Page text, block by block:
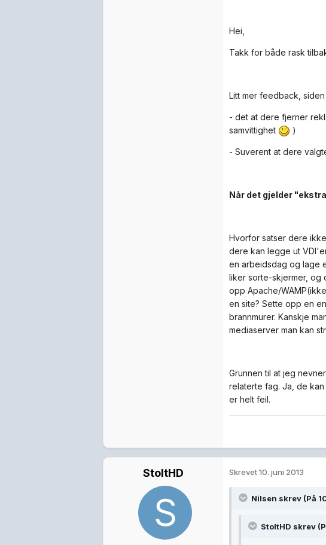
Hei,
Takk for både rask
Litt mer feedback,
- det at dere fjerner
samvittighet
)
- Suverent at dere
Når det gjelder
Hvorfor satser dere
dere kan legge ut
en arbeidsdag og lage
liker sorte-skjermer, og
opp Apache/
en site? Sette opp en
brannmurer. Kanskje
mediaserver man kan
Grunnen til at jeg
relaterte fag. Ja, de
er helt feil.
StoltHD Skrevet10. juni 2013
Nilsen skrev (På
StoltHD skrev